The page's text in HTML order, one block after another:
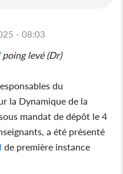
- 08:03
poing levé (Dr)
du
la Dynamique de la
mandat de dépôt le 4
a été présenté
de première instance